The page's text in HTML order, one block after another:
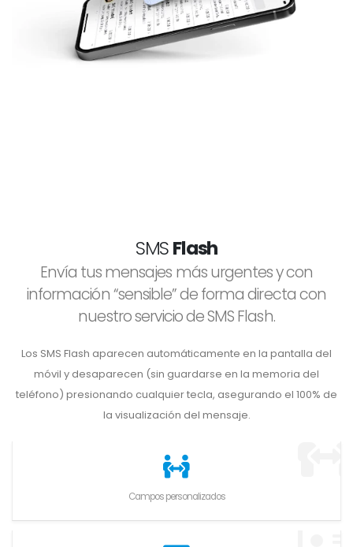
SMSFlash
Envía tus mensajes más urgentes y con
información “sensible” de forma directa con
nuestro servicio de SMS Flash.
Los SMS Flash aparecen automáticamente en la pantalla del
móvil y desaparecen (sin guardarse en la memoria del
teléfono) presionando cualquier tecla, asegurando el 100% de
la visualización del mensaje.
Campos personalizados